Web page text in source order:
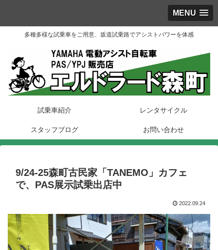
MENU
多種多様な試乗車をご用意、坂道試乗路でアシストパワーを体感
試乗車紹介 レンタサイクル
スタッフブログ お問い合わせ
9/24-25森町古民家「TANEMO」カフェ
で、PAS展示試乗出店中
2022.09.24